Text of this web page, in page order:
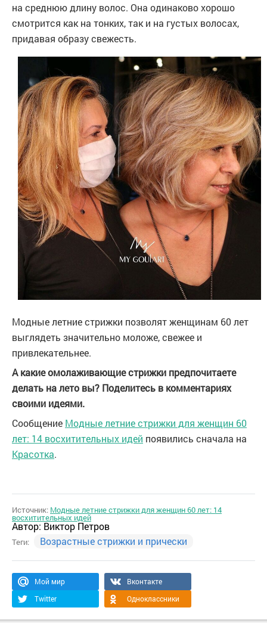
на среднюю длину волос. Она одинаково хорошо
смотрится как на тонких, так и на густых волосах,
придавая образу свежесть.
Модные летние стрижки позволят женщинам 60 лет
выглядеть значительно моложе, свежее и
привлекательнее.
А какие омолаживающие стрижки предпочитаете
делать на лето вы? Поделитесь в комментариях
своими идеями.
Сообщение Модные летние стрижки для женщин 60
лет: 14 восхитительных идей появились сначала на
Красотка.
Источник: Модные летние стрижки для женщин 60 лет: 14
восхитительных идей
Автор: Виктор Петров
Теги: Возрастные стрижки и прически
Мой мир
Вконтакте
Twitter
Одноклассники